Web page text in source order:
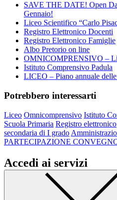
SAVE THE DATE! Open
Gennaio!
Liceo Scientifico “Carlo
Registro Elettronico Docenti
Registro Elettronico Famiglie
Albo Pretorio on line
OMNICOMPRENSIVO –
Istituto Comprensivo Padula
LICEO – Piano annuale
Potrebbero interessarti
Liceo Omnicomprensivo Istituto
Scuola Primaria Registro elettronico
secondaria di I grado
PARTECIPAZIONE
Accedi ai servizi